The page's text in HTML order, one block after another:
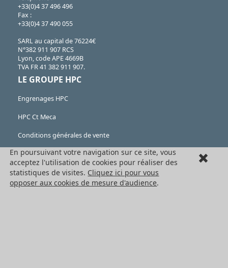
+33(0)4 37 496 496
Fax :
+33(0)4 37 490 055
SARL au capital de 76224€
N°382 911 907 RCS
Lyon, code APE 4669B
TVA FR 41 382 911 907.
LE GROUPE HPC
Engrenages HPC
HPC Ct Meca
Conditions générales de vente
Formulaire de rétractation
Mentions légales
Cookies
En poursuivant votre navigation sur ce site, vous
acceptez l'utilisation de cookies pour réaliser des
statistiques de visites. Cliquez ici pour vous
opposer aux cookies de mesure d'audience.